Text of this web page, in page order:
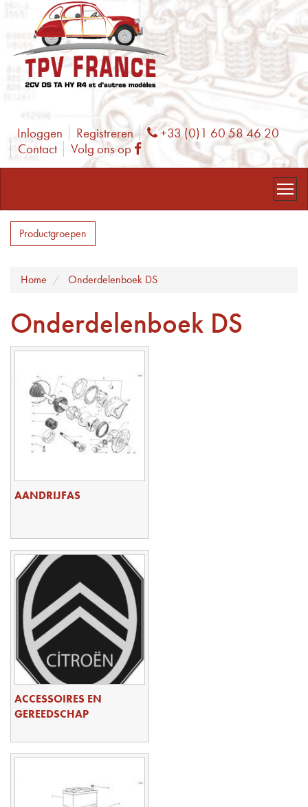
Inloggen Registreren Phone
+33 (0)1 60 58 46 20
Contact
Volg ons op Facebook
Productgroepen
Home Onderdelenboek DS
Onderdelenboek DS
AANDRIJFAS
ACCESSOIRES EN
GEREEDSCHAP